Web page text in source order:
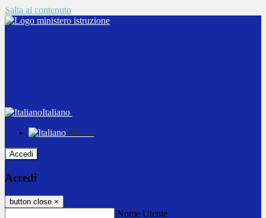
Salta al contenuto
Italiano
Italiano
Accedi
Accedi
button close ×
Nome Utente